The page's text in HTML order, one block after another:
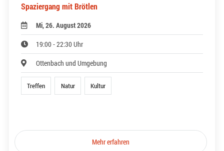
Spaziergang mit Brötlen
Mi, 26. August 2026
19:00 - 22:30 Uhr
Ottenbach und Umgebung
Treffen Natur Kultur
Mehr erfahren